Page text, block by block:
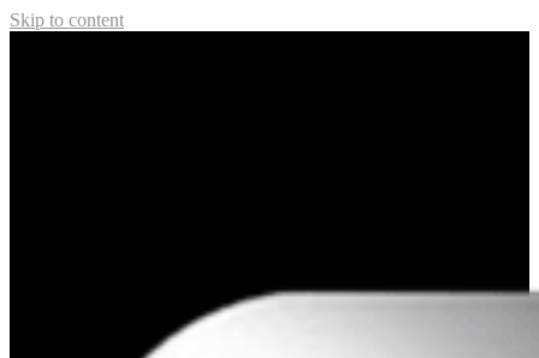
Skip to content